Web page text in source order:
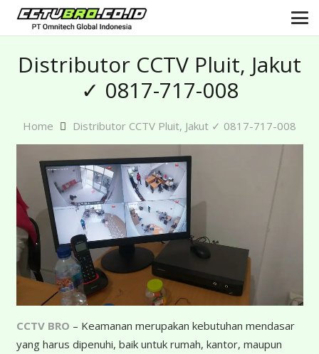
Distributor CCTV Pluit, Jakut
✓ 0817-717-008
Home Distributor CCTV Pluit, Jakut ✓ 0817-717-008
CCTV BRO – Keamanan merupakan kebutuhan mendasar
yang harus dipenuhi, baik untuk rumah, kantor, maupun